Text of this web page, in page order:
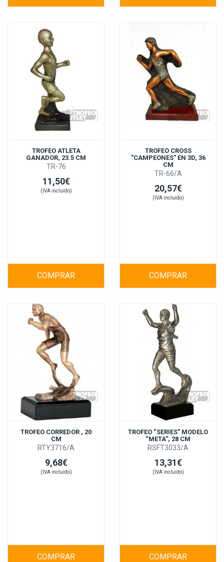
TROFEO ATLETA
GANADOR, 23.5 CM
TR-76
11,50€
(IVA incluído)
COMPRAR
TROFEO CROSS
"CAMPEONES" EN 3D, 36
CM
TR-66/A
20,57€
(IVA incluído)
COMPRAR
TROFEO CORREDOR , 20
CM
RTY3716/A
9,68€
(IVA incluído)
COMPRAR
TROFEO “SERIES” MODELO
“META”, 28 CM
RSFT3033/A
13,31€
(IVA incluído)
COMPRAR